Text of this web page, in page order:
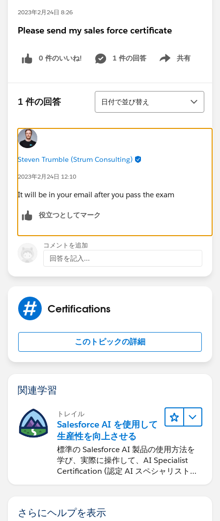
2023年2月24日 8:26
Please send my sales force certificate
0 件のいいね! 1 件の回答 共有
Show menu
1 件の回答
並び替え
日付で並び替え
Steven Trumble (Strum Consulting)
2023年2月24日 12:10
It will be in your email after you pass the exam
役立つとしてマーク
コメントを追加
回答を記入...
Certifications
このトピックの詳細
関連学習
トレイル
Salesforce AI を使用して
生産性を向上させる
標準の Salesforce AI 製品の使用方法を
学び、実際に操作して、AI Specialist
Certification (認定 AI スペシャリスト資
さらにヘルプを表示